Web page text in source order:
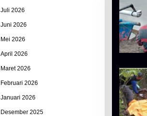
Juli 2026
Juni 2026
Mei 2026
April 2026
Maret 2026
Februari 2026
Januari 2026
Desember 2025